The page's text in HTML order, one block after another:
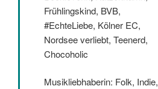
Frühlingskind, BVB,
#EchteLiebe, Kölner EC,
Nordsee verliebt, Teenerd,
Chocoholic
Musikliebhaberin: Folk, Indie,